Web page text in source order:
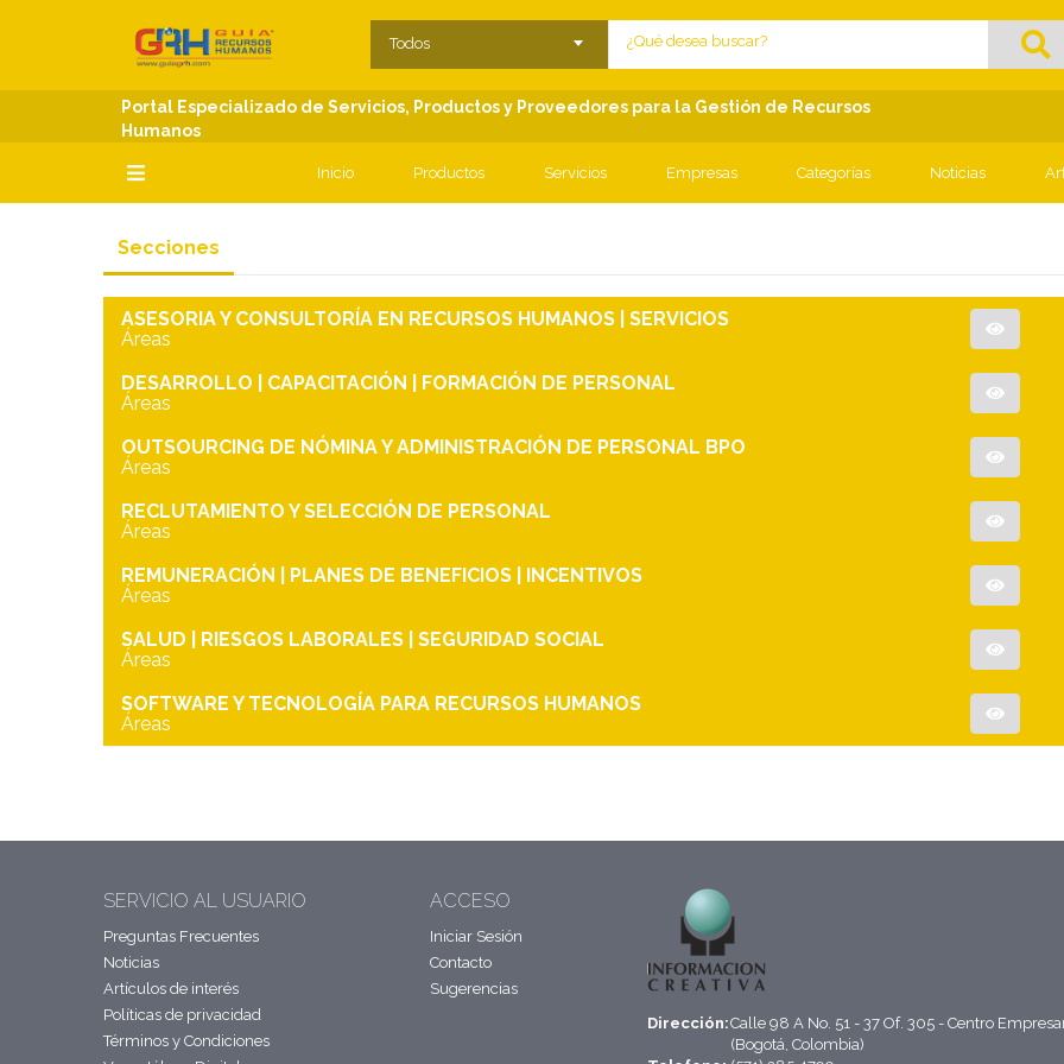
SECCIONES Close menu
Todos
Portal Especializado de Servicios, Productos y Proveedores para la Gestión de Recursos
Humanos
Inicio Productos Servicios Empresas Categorías Noticias
Secciones
ASESORIA Y CONSULTORÍA EN RECURSOS HUMANOS | SERVICIOS
Áreas
DESARROLLO | CAPACITACIÓN | FORMACIÓN DE PERSONAL
Áreas
OUTSOURCING DE NÓMINA Y ADMINISTRACIÓN DE PERSONAL BPO
Áreas
RECLUTAMIENTO Y SELECCIÓN DE PERSONAL
Áreas
REMUNERACIÓN | PLANES DE BENEFICIOS | INCENTIVOS
Áreas
SALUD | RIESGOS LABORALES | SEGURIDAD SOCIAL
Áreas
SOFTWARE Y TECNOLOGÍA PARA RECURSOS HUMANOS
Áreas
SERVICIO AL USUARIO
Preguntas Frecuentes
Noticias
Artículos de interés
Políticas de privacidad
Términos y Condiciones
ACCESO
Iniciar Sesión
Contacto
Sugerencias
Dirección:Calle 98 A No. 51 - 37 Of. 305 - Centro
(Bogotá, Colombia)